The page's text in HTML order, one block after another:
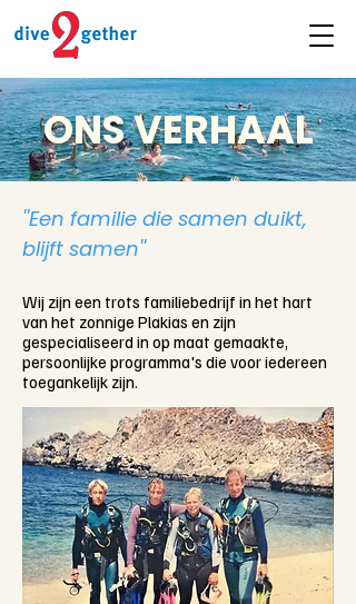
ONS VERHAAL
''Een familie die samen duikt,
blijft samen''
Wij zijn een trots familiebedrijf in het hart
van het zonnige Plakias en zijn
gespecialiseerd in op maat gemaakte,
persoonlijke programma's die voor iedereen
toegankelijk zijn.